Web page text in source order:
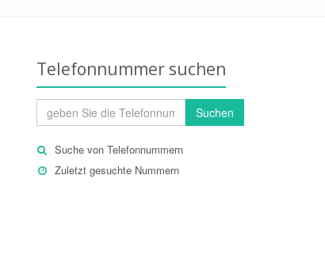
Telefonnummer suchen
Suchen
Suche von Telefonnummern
Zuletzt gesuchte Nummern